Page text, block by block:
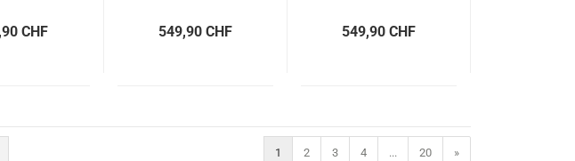
CHF 549,90 CHF 549,90 CHF
1 2 3 4 ... 20 »